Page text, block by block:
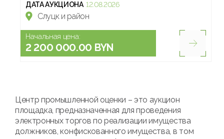
ДАТА АУКЦИОНА 12.08.2026
Слуцк и район
Начальная цена:
2 200 000.00 BYN
Центр промышленной оценки – это аукцион
площадка, предназначенная для проведения
электронных торгов по реализации имущества
должников, конфискованного имущества, в том